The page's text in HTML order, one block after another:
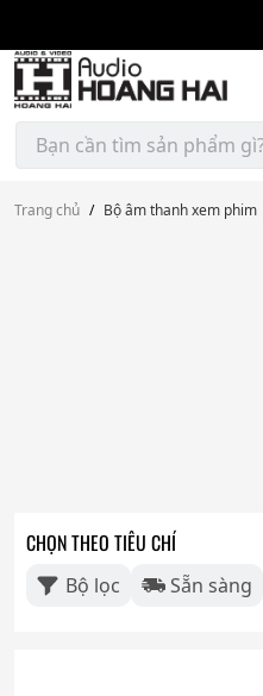
content
Tìm
kiếm:
Trang chủ / Bộ âm thanh xem phim
CHỌN THEO TIÊU CHÍ
Bộ lọc Sẵn sàng